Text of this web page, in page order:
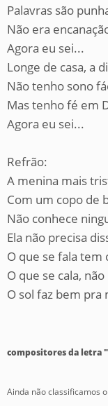
Palavras são
Não era
Agora eu sei...
Longe de casa, a
Não tenho sono
Mas tenho fé em
Agora eu sei...
Refrão:
A menina mais
Com um copo de
Não conhece
Ela não precisa
O que se fala tem
O que se cala,
O sol faz bem pra
compositores da letra
Ainda não classificamos